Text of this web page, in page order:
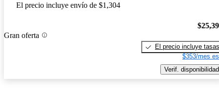
El precio incluye envío de $1,304
Gran oferta
El precio incluye tasas
$353/mes
Verif. disponibilidad